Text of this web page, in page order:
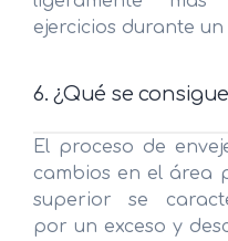
ejercicios durante un
6. ¿Qué se
El proceso de
cambios en el área
superior se
por un exceso y